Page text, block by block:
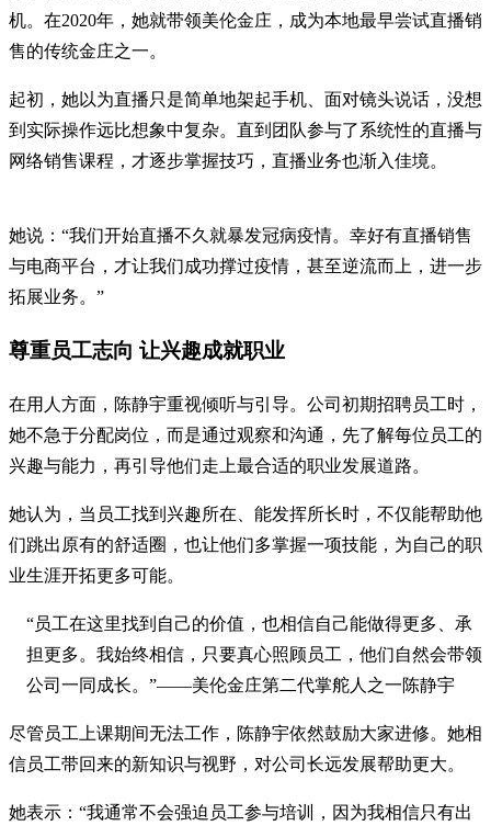
机。在2020年，她就带领美伦金庄，成为本地最早尝试直播销
售的传统金庄之一。
起初，她以为直播只是简单地架起手机、面对镜头说话，没想
到实际操作远比想象中复杂。直到团队参与了系统性的直播与
网络销售课程，才逐步掌握技巧，直播业务也渐入佳境。
她说：“我们开始直播不久就暴发冠病疫情。幸好有直播销售
与电商平台，才让我们成功撑过疫情，甚至逆流而上，进一步
拓展业务。”
尊重员工志向 让兴趣成就职业
在用人方面，陈静宇重视倾听与引导。公司初期招聘员工时，
她不急于分配岗位，而是通过观察和沟通，先了解每位员工的
兴趣与能力，再引导他们走上最合适的职业发展道路。
她认为，当员工找到兴趣所在、能发挥所长时，不仅能帮助他
们跳出原有的舒适圈，也让他们多掌握一项技能，为自己的职
业生涯开拓更多可能。
“员工在这里找到自己的价值，也相信自己能做得更多、承
担更多。我始终相信，只要真心照顾员工，他们自然会带领
公司一同成长。”——美伦金庄第二代掌舵人之一陈静宇
尽管员工上课期间无法工作，陈静宇依然鼓励大家进修。她相
信员工带回来的新知识与视野，对公司长远发展帮助更大。
她表示：“我通常不会强迫员工参与培训，因为我相信只有出